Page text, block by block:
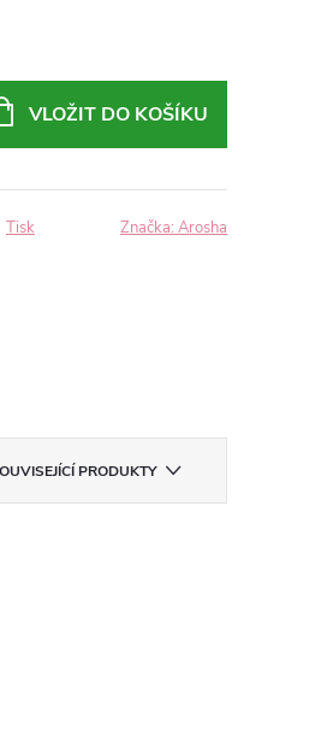
VLOŽIT DO KOŠÍKU
Tisk Značka: Arosha
PRODUKTY